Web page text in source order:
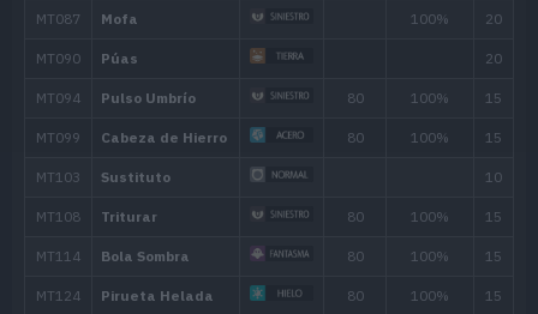
Colmillo Hielo
47 Paisaje Nevado
61 Triturar 80
68 Ventisca 110